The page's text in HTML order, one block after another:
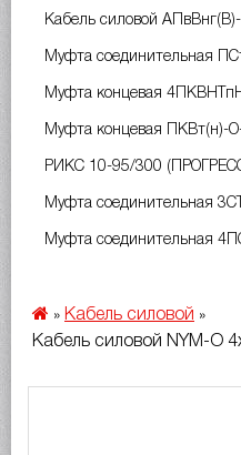
Кабель силовой
Муфта соединительная
Муфта концевая
Муфта концевая ПКВт(н)-
РИКС 10-95/300
Муфта соединительная
Муфта соединительная
» Кабель силовой »
Кабель силовой NYM-O